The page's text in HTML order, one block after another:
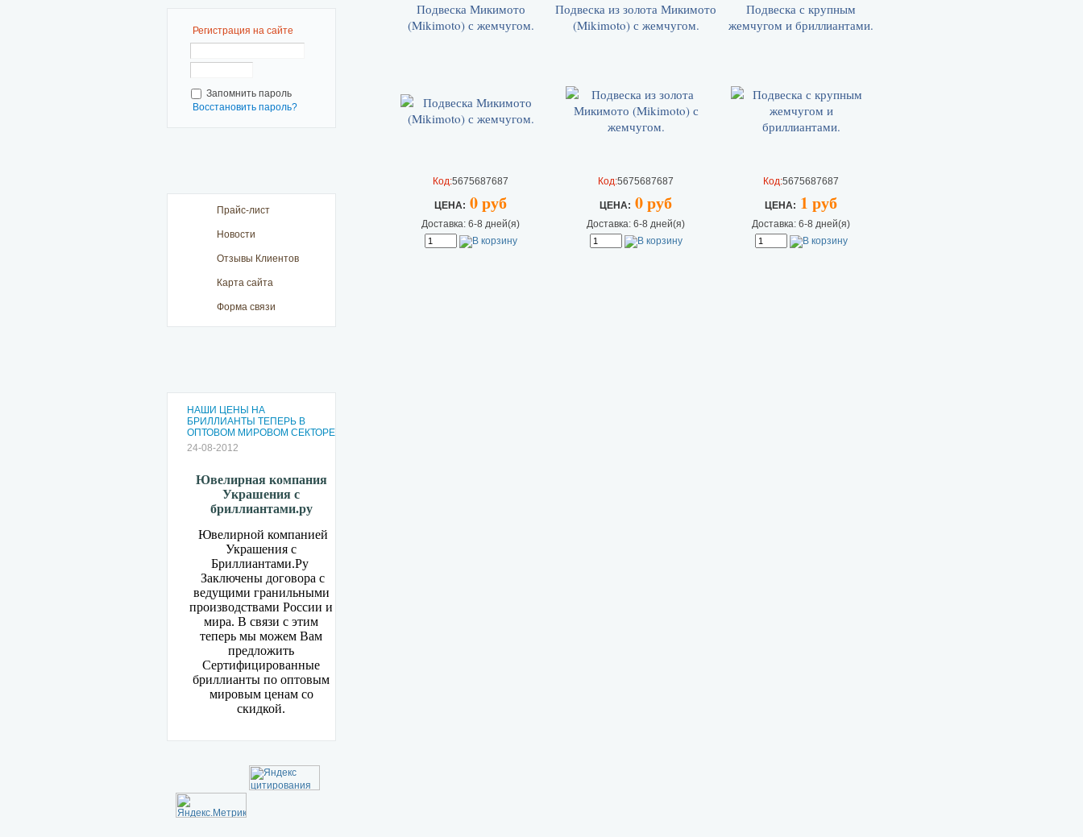
Регистрация на сайте
Запомнить пароль
Восстановить пароль?
Прайс-лист
Новости
Отзывы Клиентов
Карта сайта
Форма связи
НАШИ ЦЕНЫ НА
БРИЛЛИАНТЫ ТЕПЕРЬ В
ОПТОВОМ МИРОВОМ СЕКТОРЕ
24-08-2012
Ювелирная компания
Украшения с
бриллиантами.ру
Ювелирной компанией
Украшения с
Бриллиантами.Ру
Заключены договора с
ведущими гранильными
производствами России и
мира. В связи с этим
теперь мы можем Вам
предложить
Сертифицированные
бриллианты по оптовым
мировым ценам со
скидкой.
Подвеска Микимото
(Mikimoto) с жемчугом.
Код:5675687687
ЦEHA: 0 руб
Доставка: 6-8 дней(я)
Подвеска из золота Микимото
(Mikimoto) с жемчугом.
Код:5675687687
ЦEHA: 0 руб
Доставка: 6-8 дней(я)
Подвеска с крупным
жемчугом и бриллиантами.
Код:5675687687
ЦEHA: 1 руб
Доставка: 6-8 дней(я)